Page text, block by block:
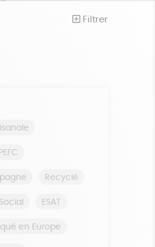
Filtrer
PEFC
Recyclé
Social ESAT
en Europe